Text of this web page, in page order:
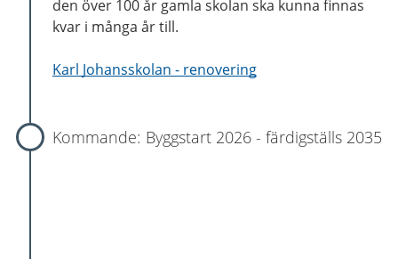
den över 100 år gamla skolan ska kunna finnas
kvar i många år till.
Karl Johansskolan - renovering
Byggstart 2026 - färdigställs 2035